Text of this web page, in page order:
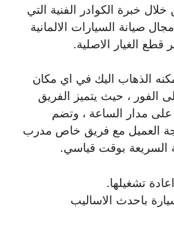
خبرة الكوادر الفنية التي
صيانة السيارات الالمانية
قطع الغيار الاصلية.
الذهاب اليك في اي مكان
، حيث يتميز الفريق
على مدار الساعة ، وتضم
العميل مع فريق خاص مدرب
السريعة بوقت قياسي.
تشغيلها.
باحدث الاساليب